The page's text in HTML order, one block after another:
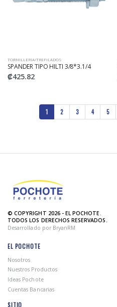
TORNILLERIA/TREFILADOS
SPANDER TIPO HILTI 3/8*3.1/4
₡425.82
1 2 3 4 5
© COPYRIGHT 2026 - EL POCHOTE.
TODOS LOS DERECHOS RESERVADOS.
Desarrollado por BryanRM
EL POCHOTE
Nosotros
Nuestros Productos
Ideas Pochote
Cuentas Bancarias
SITIO